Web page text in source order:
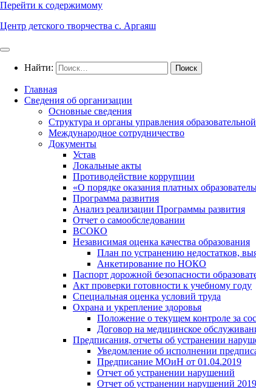
Перейти к содержимому
Центр детского творчества с. Аргаяш
Найти:
Главная
Сведения об организации
Основные сведения
Структура и органы управления
Международное сотрудничество
Документы
Устав
Локальные акты
Противодействие коррупции
«О порядке оказания платных
Программа развития
Анализ реализации Программы развития
Отчет о самообследовании
ВСОКО
Независимая оценка качества образования
План по устранению недостатков,
Анкетирование по НОКО
Паспорт дорожной безопасности
Акт проверки готовности к учебному году
Специальная оценка условий труда
Охрана и укрепление здоровья
Положение о текущем контроле за
Договор на медицинское
Предписания, отчеты об устранении
Уведомление об исполнении
Предписание МОиН от 01.04.2019
Отчет об устранении нарушений
Отчет об устранении нарушений